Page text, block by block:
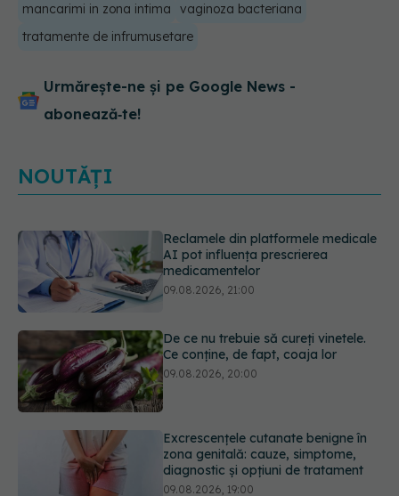
mancarimi in zona intima
vaginoza bacteriana
tratamente de infrumusetare
Urmărește-ne și pe Google News -
abonează‑te!
NOUTĂȚI
De ce nu trebuie să cureți vinetele.
Ce conține, de fapt, coaja lor
09.08.2026, 20:00
Excrescențele cutanate benigne în
zona genitală: cauze, simptome,
diagnostic și opțiuni de tratament
Guma de mestecat care a captat
93% din HPV. Rezultatele
promițătoare vin însă doar din
laborator